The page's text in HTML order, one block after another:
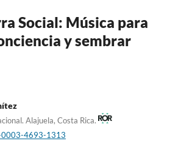
Social: Música para
y sembrar
Alajuela, Costa Rica.
0003-4693-1313